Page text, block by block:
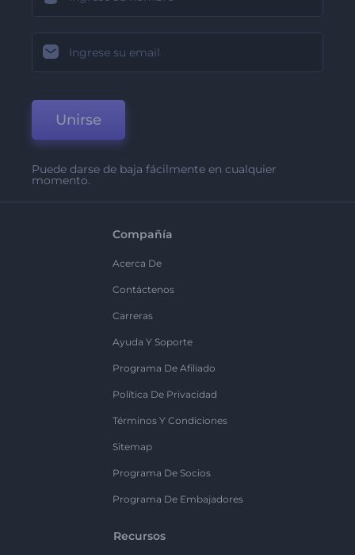
Unirse
Puede darse de baja fácilmente en cualquier
momento.
Compañía
Acerca De
Contáctenos
Carreras
Ayuda Y Soporte
Programa De Afiliado
Política De Privacidad
Términos Y Condiciones
Sitemap
Programa De Socios
Programa De Embajadores
Recursos